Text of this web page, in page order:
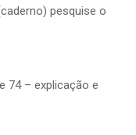
pesquise o
74 – explicação e